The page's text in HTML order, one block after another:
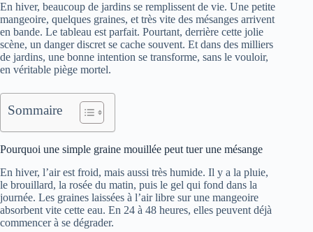
En hiver, beaucoup de jardins se remplissent de vie. Une petite
mangeoire, quelques graines, et très vite des mésanges arrivent
en bande. Le tableau est parfait. Pourtant, derrière cette jolie
scène, un danger discret se cache souvent. Et dans des milliers
de jardins, une bonne intention se transforme, sans le vouloir,
en véritable piège mortel.
Sommaire
Pourquoi une simple graine mouillée peut tuer une mésange
En hiver, l’air est froid, mais aussi très humide. Il y a la pluie,
le brouillard, la rosée du matin, puis le gel qui fond dans la
journée. Les graines laissées à l’air libre sur une mangeoire
absorbent vite cette eau. En 24 à 48 heures, elles peuvent déjà
commencer à se dégrader.